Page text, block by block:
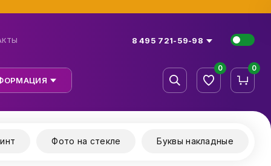
8 495 721-59-98
0 0
Фото на стекле Буквы накладные